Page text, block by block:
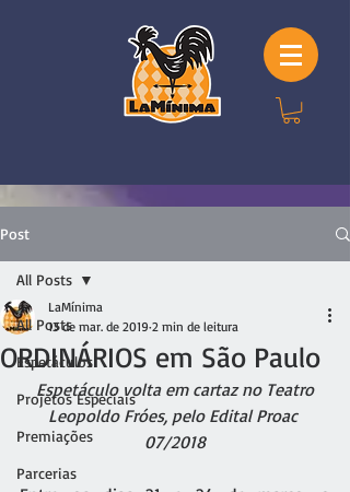
Post
All Posts
Espetáculos
Projetos Especiais
Premiações
Parcerias
All Posts
ORDINÁRIOS em São Paulo
LaMínima
13 de mar. de 2019 2 min de leitura
Espetáculo volta em cartaz no Teatro
Leopoldo Fróes, pelo Edital Proac
07/2018